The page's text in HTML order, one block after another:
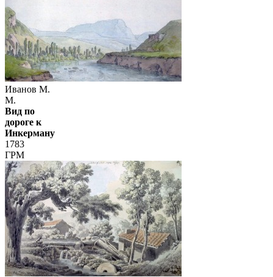
Иванов М.
М.
Вид по
дороге к
Инкерману
1783
ГРМ